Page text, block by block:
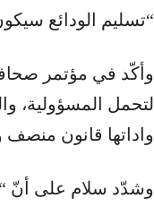
“تسليم الودائع سيكون
وأكّد في مؤتمر
لتحمل المسؤولية،
واداتها قانون منصف
وشدّد سلام على أنّ